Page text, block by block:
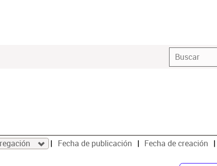
Fecha de publicación Fecha de creación